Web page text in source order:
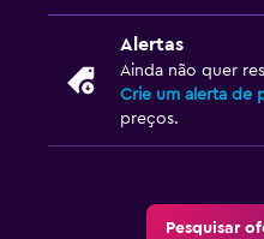
Alertas
Ainda não quer
Crie um alerta de
preços.
Pesquisar